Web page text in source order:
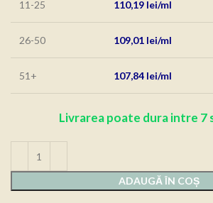
11-25 110,19 lei
26-50 109,01 lei
51+ 107,84 lei
Livrarea poate dura intre 7
ADAUGĂ ÎN COȘ